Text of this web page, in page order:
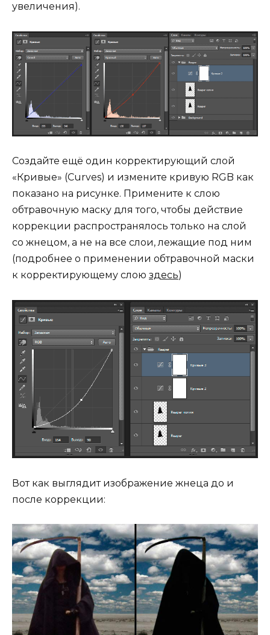
увеличения).
Создайте ещё один корректирующий слой
«Кривые» (Curves) и измените кривую RGB как
показано на рисунке. Примените к слою
обтравочную маску для того, чтобы действие
коррекции распространялось только на слой
со жнецом, а не на все слои, лежащие под ним
(подробнее о применении обтравочной маски
к корректирующему слою здесь)
Вот как выглядит изображение жнеца до и
после коррекции: